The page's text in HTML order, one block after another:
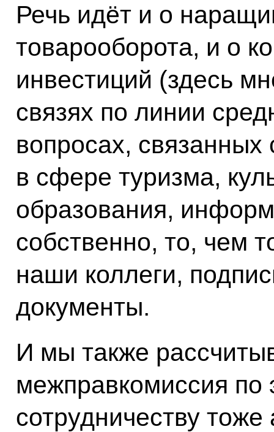
Речь идёт и о
товарооборота, и о
инвестиций (здесь
связях по линии
вопросах,
в сфере туризма,
образования,
собственно, то, чем
наши коллеги,
документы.
И мы также
межправкомиссия по
сотрудничеству тоже